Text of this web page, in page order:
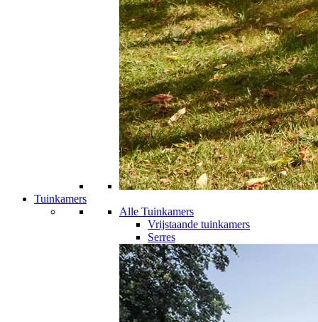
Tuinkamers
Alle Tuinkamers
Vrijstaande tuinkamers
Serres